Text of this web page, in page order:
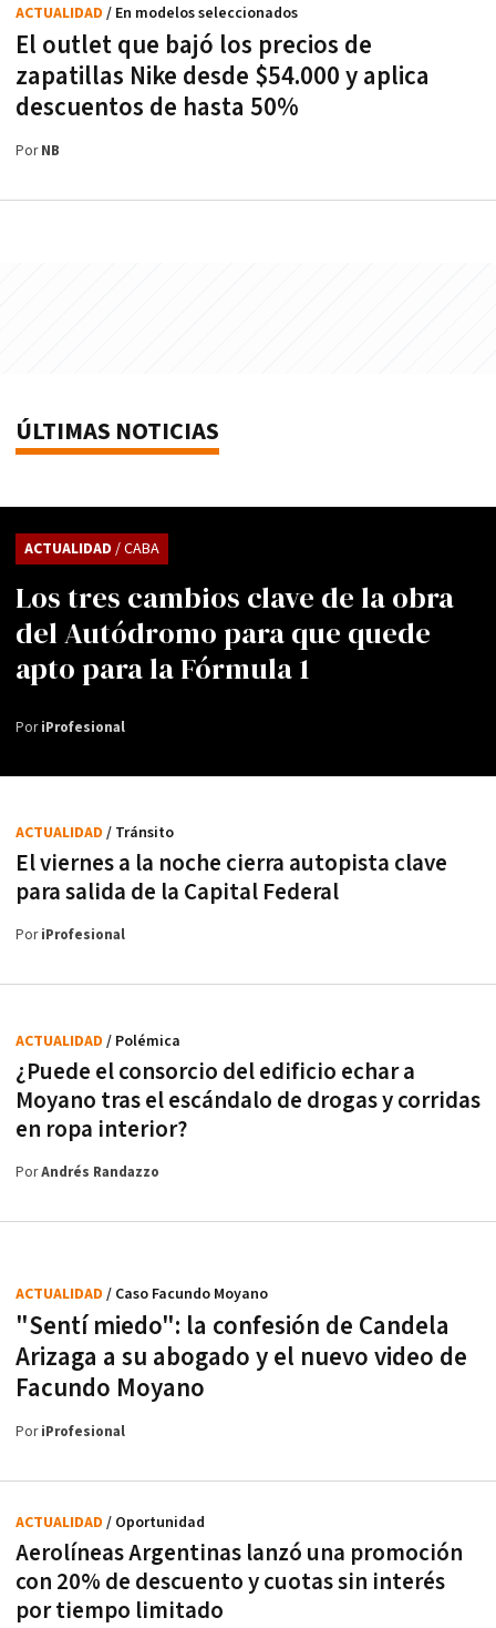
El outlet que bajó los precios de
zapatillas Nike desde $54.000 y aplica
descuentos de hasta 50%
ACTUALIDAD / En modelos seleccionados
PorNB
ÚLTIMAS NOTICIAS
Los tres cambios clave de la obra
del Autódromo para que quede
apto para la Fórmula 1
ACTUALIDAD / CABA
PoriProfesional
El viernes a la noche cierra autopista clave
para salida de la Capital Federal
ACTUALIDAD / Tránsito
PoriProfesional
¿Puede el consorcio del edificio echar a
Moyano tras el escándalo de drogas y corridas
en ropa interior?
ACTUALIDAD / Polémica
PorAndrés Randazzo
"Sentí miedo": la confesión de Candela
Arizaga a su abogado y el nuevo video de
Facundo Moyano
ACTUALIDAD / Caso Facundo Moyano
PoriProfesional
Aerolíneas Argentinas lanzó una promoción
con 20% de descuento y cuotas sin interés
por tiempo limitado
ACTUALIDAD / Oportunidad